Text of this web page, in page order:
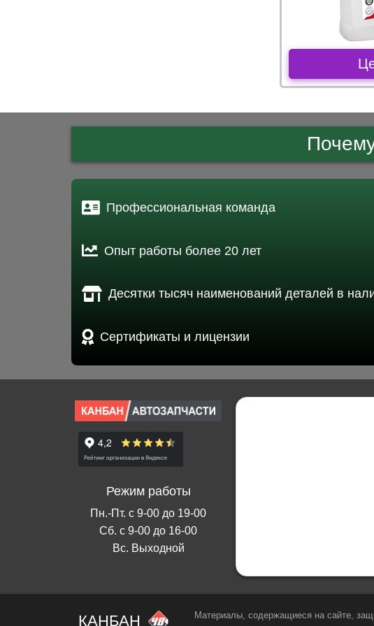
Профессиональная команда
Опыт работы более 20 лет
Десятки тысяч наименований деталей в
Сертификаты и лицензии
Режим работы
Пн.-Пт. с 9-00 до 19-00
Сб. с 9-00 до 16-00
Вс. Выходной
КАНБАН
Материалы, содержащиеся на сайте,